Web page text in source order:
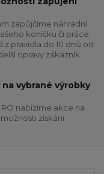
zapůjčíme náhradní
koníčku či práce.
z pravidla do 10 dnů od
opravy zákazník
vybrané výrobky
nabízíme akce na
získání